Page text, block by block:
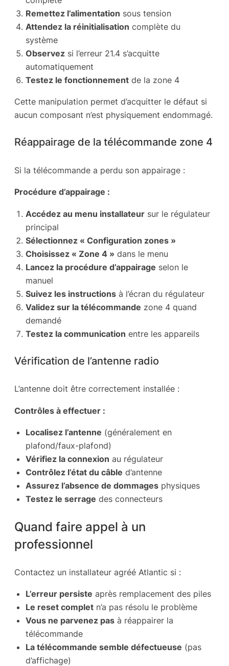
Remettez l’alimentation sous tension
Attendez la réinitialisation complète du
système
Observez si l’erreur 21.4 s’acquitte
automatiquement
Testez le fonctionnement de la zone 4
Cette manipulation permet d’acquitter le défaut si
aucun composant n’est physiquement endommagé.
Réappairage de la télécommande zone 4
Si la télécommande a perdu son appairage :
Procédure d’appairage :
Accédez au menu installateur sur le régulateur
principal
Sélectionnez « Configuration zones »
Choisissez « Zone 4 » dans le menu
Lancez la procédure d’appairage selon le
manuel
Suivez les instructions à l’écran du régulateur
Validez sur la télécommande zone 4 quand
demandé
Testez la communication entre les appareils
Vérification de l’antenne radio
L’antenne doit être correctement installée :
Contrôles à effectuer :
Localisez l’antenne (généralement en
plafond/faux-plafond)
Vérifiez la connexion au régulateur
Contrôlez l’état du câble d’antenne
Assurez l’absence de dommages physiques
Testez le serrage des connecteurs
Quand faire appel à un
professionnel
Contactez un installateur agréé Atlantic si :
L’erreur persiste après remplacement des piles
Le reset complet n’a pas résolu le problème
Vous ne parvenez pas à réappairer la
télécommande
La télécommande semble défectueuse (pas
d’affichage)